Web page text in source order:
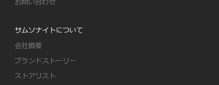
お問い合わせ
サムソナイトについて
会社概要
ブランドストーリー
ストアリスト